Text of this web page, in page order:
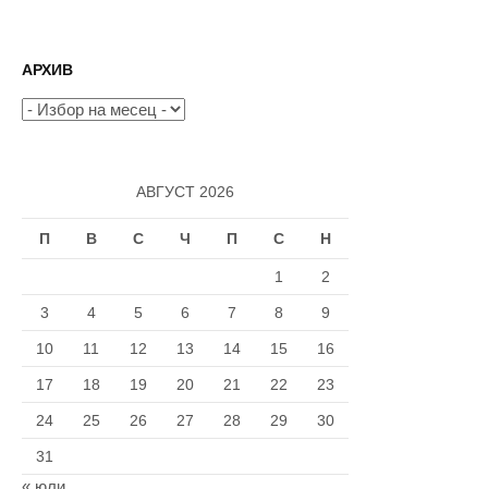
АРХИВ
Архив
АВГУСТ 2026
П В С Ч П С Н
1 2
3 4 5 6 7 8 9
10 11 12 13 14 15 16
17 18 19 20 21 22 23
24 25 26 27 28 29 30
31